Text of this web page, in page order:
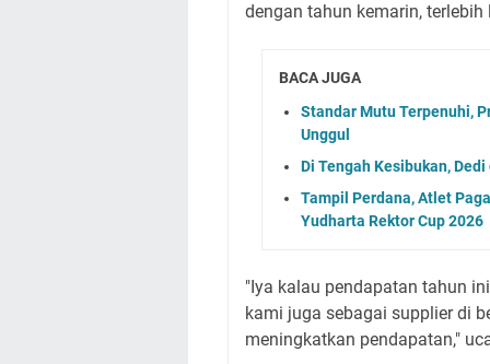
dengan tahun kemarin,
BACA JUGA
Standar Mutu Terpenuhi,
Unggul
Di Tengah Kesibukan,
Tampil Perdana, Atlet
Yudharta Rektor Cup 2026
"Iya kalau pendapatan tahun
kami juga sebagai supplier di
meningkatkan pendapatan,"